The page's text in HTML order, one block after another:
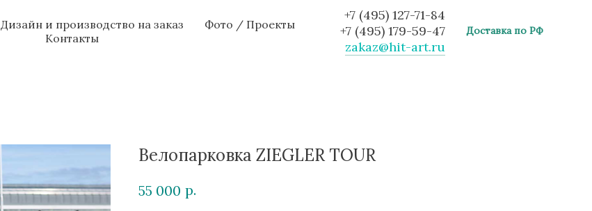
Дизайн и производство на заказ
Фото / Проекты
Контакты
+7 (495) 127-71-84
+7 (495) 179-59-47
zakaz@hit-art.ru
Доставка по РФ
Велопарковка ZIEGLER TOUR
55 000 р.